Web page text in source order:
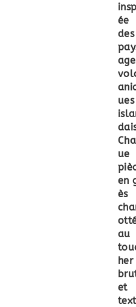
ée
des
ues
ue
en
ès
au
her
et